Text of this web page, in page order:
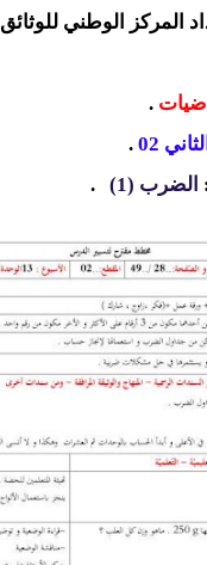
السنة
محفظة
بنك مذكرات
المسابقات
البحوث
المركز الوطني للوثائق
.
الثاني 02
.
الضرب (1) .